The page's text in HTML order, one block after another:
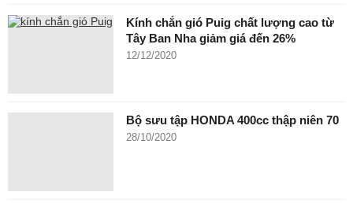
Kính chắn gió Puig chất lượng cao từ
Tây Ban Nha giảm giá đến 26%
12/12/2020
Bộ sưu tập HONDA 400cc thập niên 70
28/10/2020